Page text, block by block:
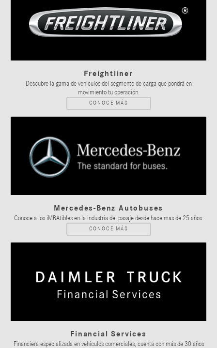
Freightliner
Descubre la gama de vehículos del segmento de carga que pondrá en
movimiento tu operación.
CONOCE MÁS
Mercedes-Benz Autobuses
Conoce a los iMBAtibles en la industria del pasaje desde hace mas de 25 años.
CONOCE MÁS
Financial Services
Financiera especializada en vehículos comerciales, cuenta con más de 30 años